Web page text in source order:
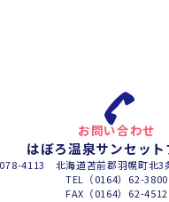
お問い合わせ
はぼろ温泉サンセット
078-4113 北海道苫前郡羽幌町北3
TEL（0164）62-3800
FAX（0164）62-4512